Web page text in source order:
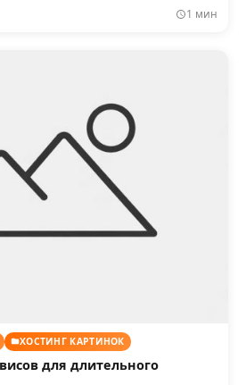
1 мин
ХОСТИНГ КАРТИНОК
для длительного